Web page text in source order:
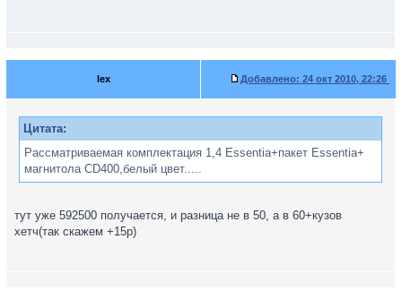
lex Добавлено: 24 окт 2010, 22:26
Цитата:
Рассматриваемая комплектация 1,4 Essentia+пакет Essentia+
магнитола CD400,белый цвет.....
тут уже 592500 получается, и разница не в 50, а в 60+кузов
хетч(так скажем +15р)